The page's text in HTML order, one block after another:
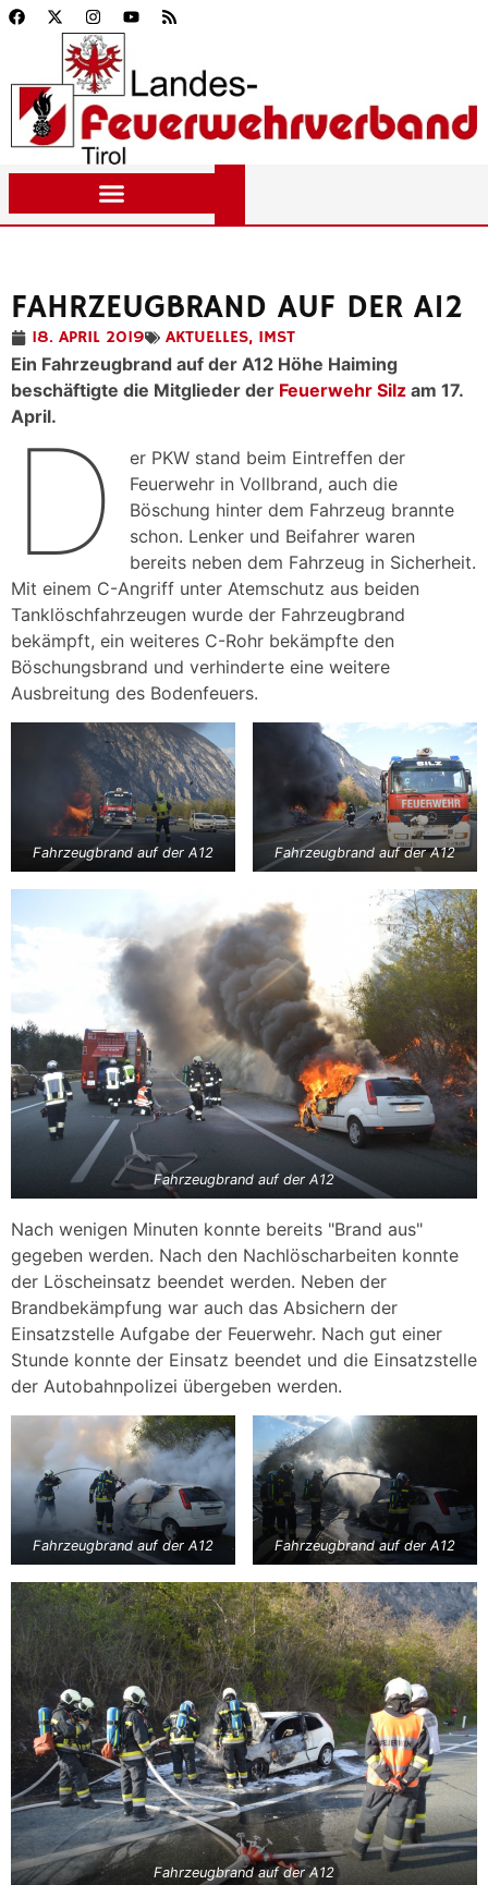
FAHRZEUGBRAND AUF DER A12
18. APRIL 2019 AKTUELLES, IMST
Ein Fahrzeugbrand auf der A12 Höhe Haiming
beschäftigte die Mitglieder der Feuerwehr Silz am 17.
April.
D
er PKW stand beim Eintreffen der
Feuerwehr in Vollbrand, auch die
Böschung hinter dem Fahrzeug brannte
schon. Lenker und Beifahrer waren
bereits neben dem Fahrzeug in Sicherheit.
Mit einem C-Angriff unter Atemschutz aus beiden
Tanklöschfahrzeugen wurde der Fahrzeugbrand
bekämpft, ein weiteres C-Rohr bekämpfte den
Böschungsbrand und verhinderte eine weitere
Ausbreitung des Bodenfeuers.
Fahrzeugbrand auf der A12 Fahrzeugbrand auf der A12
Fahrzeugbrand auf der A12
Nach wenigen Minuten konnte bereits "Brand aus"
gegeben werden. Nach den Nachlöscharbeiten konnte
der Löscheinsatz beendet werden. Neben der
Brandbekämpfung war auch das Absichern der
Einsatzstelle Aufgabe der Feuerwehr. Nach gut einer
Stunde konnte der Einsatz beendet und die Einsatzstelle
der Autobahnpolizei übergeben werden.
Fahrzeugbrand auf der A12 Fahrzeugbrand auf der A12
Fahrzeugbrand auf der A12